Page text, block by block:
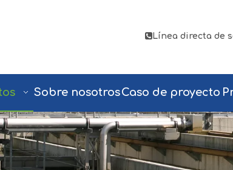
 Línea directa de
Sobre nosotrosCaso de proyecto